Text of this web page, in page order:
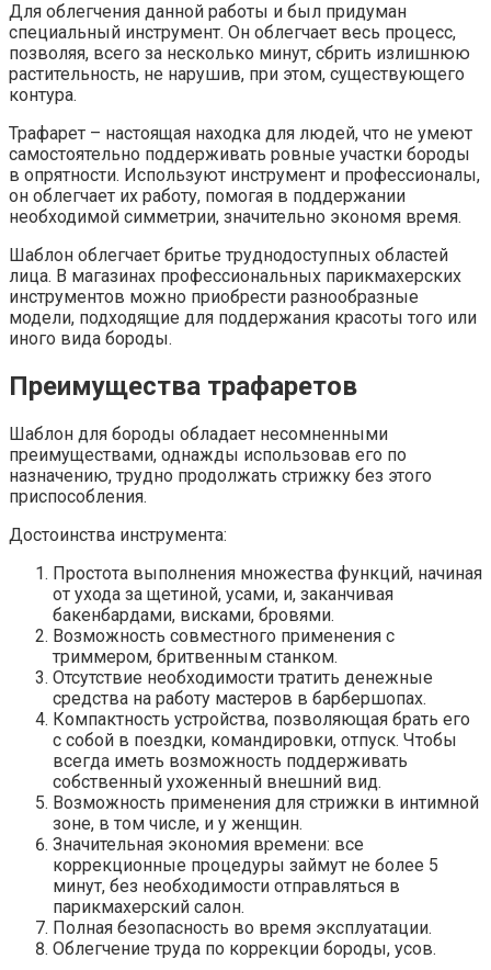
Для облегчения данной работы и был придуман
специальный инструмент. Он облегчает весь процесс,
позволяя, всего за несколько минут, сбрить излишнюю
растительность, не нарушив, при этом, существующего
контура.
Трафарет – настоящая находка для людей, что не умеют
самостоятельно поддерживать ровные участки бороды
в опрятности. Используют инструмент и профессионалы,
он облегчает их работу, помогая в поддержании
необходимой симметрии, значительно экономя время.
Шаблон облегчает бритье труднодоступных областей
лица. В магазинах профессиональных парикмахерских
инструментов можно приобрести разнообразные
модели, подходящие для поддержания красоты того или
иного вида бороды.
Преимущества трафаретов
Шаблон для бороды обладает несомненными
преимуществами, однажды использовав его по
назначению, трудно продолжать стрижку без этого
приспособления.
Достоинства инструмента:
Простота выполнения множества функций, начиная
от ухода за щетиной, усами, и, заканчивая
бакенбардами, висками, бровями.
Возможность совместного применения с
триммером, бритвенным станком.
Отсутствие необходимости тратить денежные
средства на работу мастеров в барбершопах.
Компактность устройства, позволяющая брать его
с собой в поездки, командировки, отпуск. Чтобы
всегда иметь возможность поддерживать
собственный ухоженный внешний вид.
Возможность применения для стрижки в интимной
зоне, в том числе, и у женщин.
Значительная экономия времени: все
коррекционные процедуры займут не более 5
минут, без необходимости отправляться в
парикмахерский салон.
Полная безопасность во время эксплуатации.
Облегчение труда по коррекции бороды, усов.